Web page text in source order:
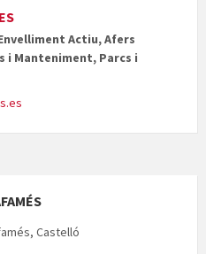
Actiu, Afers
i Manteniment, Parcs i
Castelló